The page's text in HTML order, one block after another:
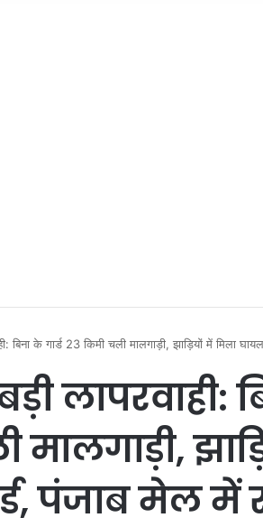
बिना के गार्ड 23 किमी चली मालगाड़ी, झाड़ियों में मिला
लापरवाही:
मालगाड़ी,
पंजाब मेल में